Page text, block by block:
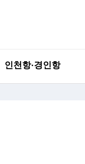
인천항·경인항